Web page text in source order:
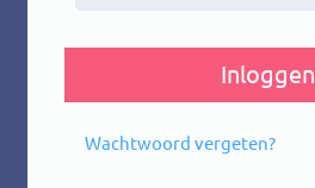
Inloggen
Wachtwoord vergeten?